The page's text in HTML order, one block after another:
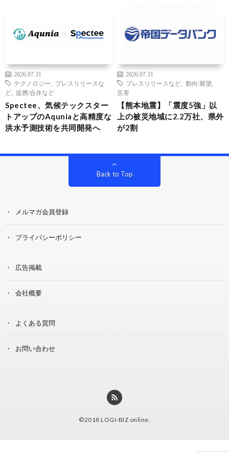
2026.07.31
テクノロジー
プレスリリースな
ど
提携/合弁など
Spectee、気候テックスター
トアップのAquniaと高精度な
洪水予測技術を共同開発へ
2026.07.31
プレスリリースなど
動向/展望
災害
【熊本地震】「震度5強」以
上の被災地域に2.2万社、県外
が2割
Back to Top
メルマガ会員登録
プライバシーポリシー
広告掲載
会社概要
よくある質問
お問い合わせ
©2018 LOGI-BIZ online